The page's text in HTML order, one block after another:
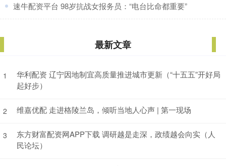
​速牛配资平台 98岁抗战女报务员：“电台比命都重要”
最新文章
1
华利配资 辽宁因地制宜高质量推进城市更新（“十五五”开好局
起好步）
2 维嘉优配 走进格陵兰岛，倾听当地人心声 | 第一现场
3
东方财富配资网APP下载 调研越是走深，政绩越会向实（人
民论坛）